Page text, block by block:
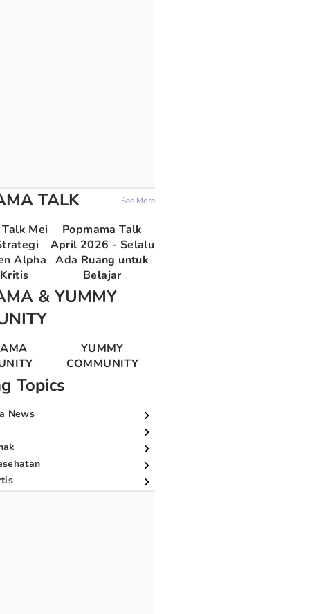
TALK See More
Mei
Alpha
Popmama Talk
April 2026 - Selalu
Ada Ruang untuk
Belajar
& YUMMY
YUMMY
COMMUNITY
Topics
News